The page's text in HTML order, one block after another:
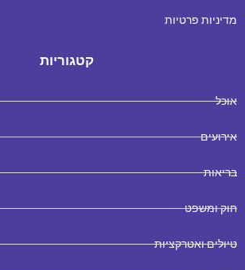
מדיניות פרטיות
קטגוריות
אוכל
אירועים
בריאות
חוק ומשפט
טיולים ואטרקציות